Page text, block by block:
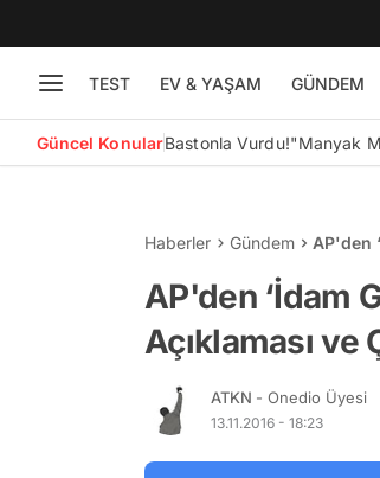
TEST EV & YAŞAM GÜNDEM
Güncel KonularBastonla Vurdu!"Manyak
Haberler Gündem
AP'den
AP'den ‘İdam
Açıklaması ve
ATKN - Onedio Üyesi
13.11.2016 - 18:23